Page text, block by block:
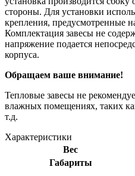
стороны. Для установки
крепления, предусмотренные
Комплектация завесы не
напряжение подается
корпуса.
Обращаем ваше внимание!
Тепловые завесы не
влажных помещениях, таких
т.д.
Характеристики
Вес
Габариты